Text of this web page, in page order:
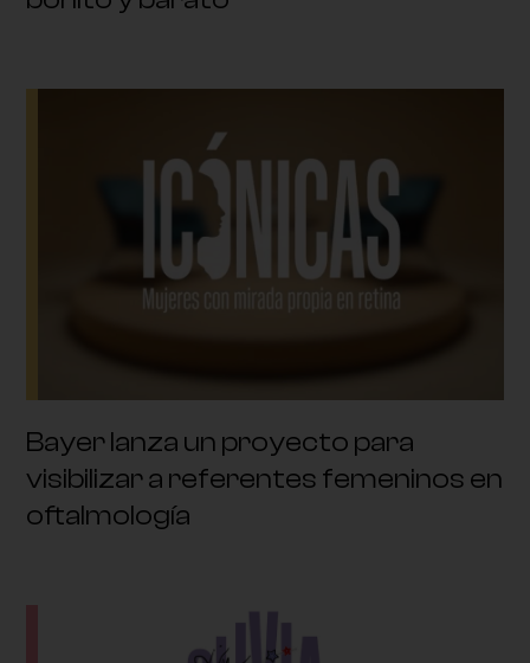
Bayer lanza un proyecto para
visibilizar a referentes femeninos en
oftalmología